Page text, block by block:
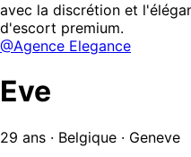
avec la discrétion et
d'escort premium.
@Agence Elegance
Eve
29 ans · Belgique · Geneve